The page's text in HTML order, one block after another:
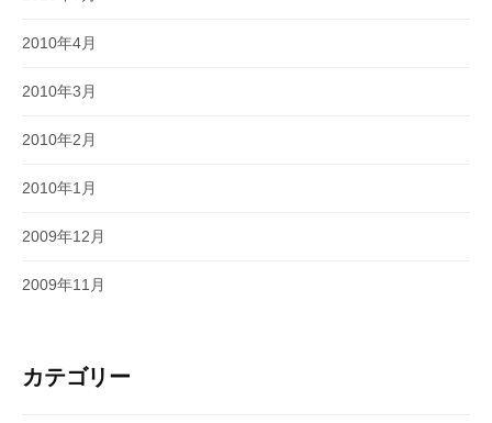
2010年4月
2010年3月
2010年2月
2010年1月
2009年12月
2009年11月
カテゴリー